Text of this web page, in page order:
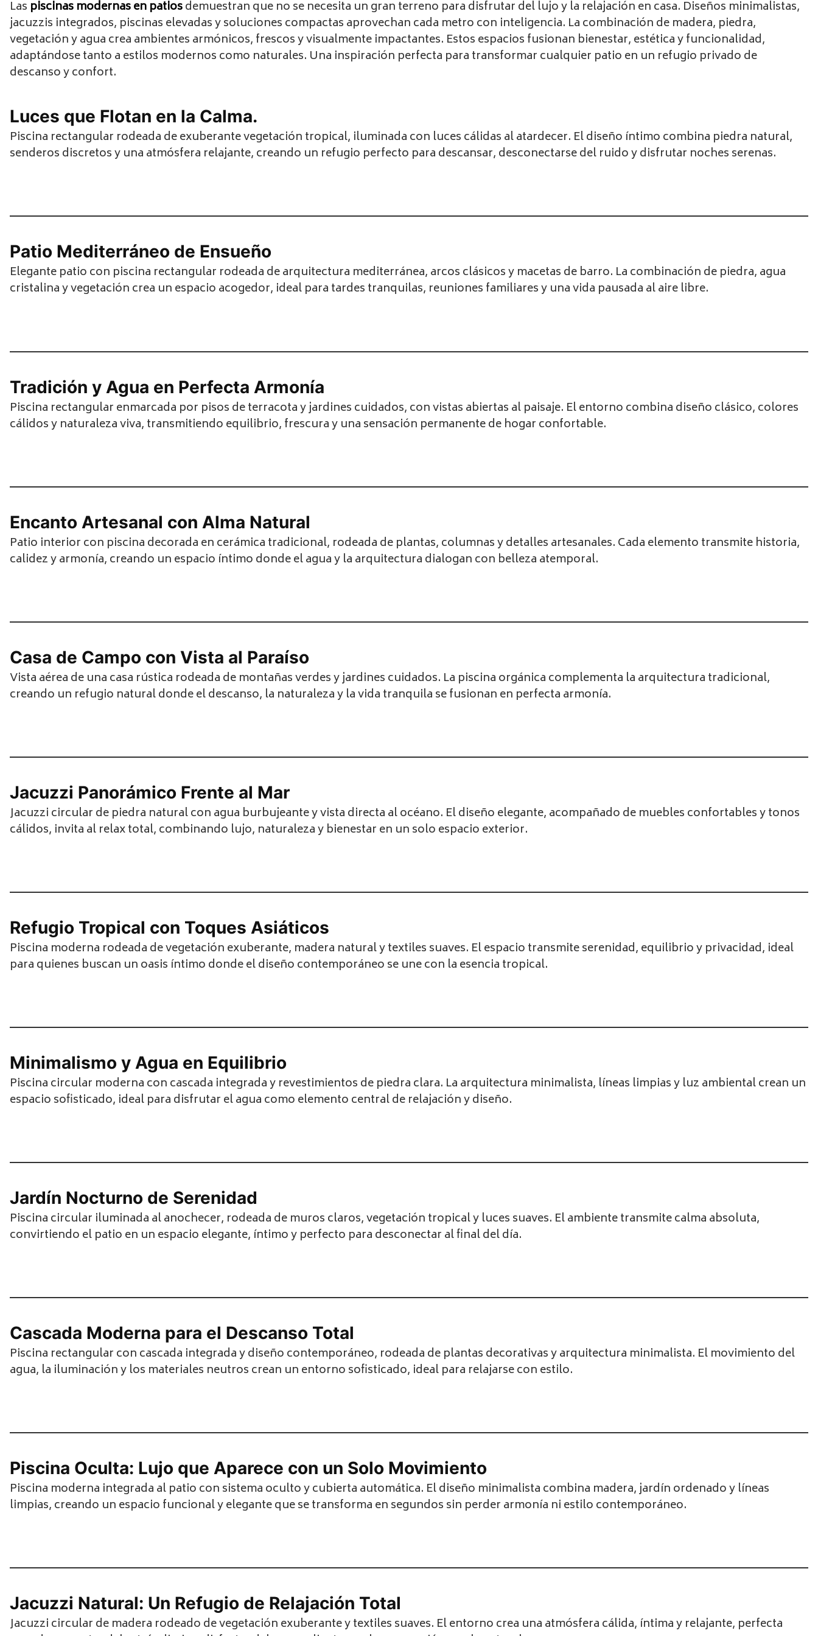
Las piscinas modernas en patiosdemuestran que no se necesita un gran terreno para disfrutar del lujo y la relajación en casa. Diseños minimalistas,
jacuzzis integrados, piscinas elevadas y soluciones compactas aprovechan cada metro con inteligencia. La combinación de madera, piedra,
vegetación y agua crea ambientes armónicos, frescos y visualmente impactantes. Estos espacios fusionan bienestar, estética y funcionalidad,
adaptándose tanto a estilos modernos como naturales. Una inspiración perfecta para transformar cualquier patio en un refugio privado de
descanso y confort.
Luces que Flotan en la Calma.
Piscina rectangular rodeada de exuberante vegetación tropical, iluminada con luces cálidas al atardecer. El diseño íntimo combina piedra natural,
senderos discretos y una atmósfera relajante, creando un refugio perfecto para descansar, desconectarse del ruido y disfrutar noches serenas.
Patio Mediterráneo de Ensueño
Elegante patio con piscina rectangular rodeada de arquitectura mediterránea, arcos clásicos y macetas de barro. La combinación de piedra, agua
cristalina y vegetación crea un espacio acogedor, ideal para tardes tranquilas, reuniones familiares y una vida pausada al aire libre.
Tradición y Agua en Perfecta Armonía
Piscina rectangular enmarcada por pisos de terracota y jardines cuidados, con vistas abiertas al paisaje. El entorno combina diseño clásico, colores
cálidos y naturaleza viva, transmitiendo equilibrio, frescura y una sensación permanente de hogar confortable.
Encanto Artesanal con Alma Natural
Patio interior con piscina decorada en cerámica tradicional, rodeada de plantas, columnas y detalles artesanales. Cada elemento transmite historia,
calidez y armonía, creando un espacio íntimo donde el agua y la arquitectura dialogan con belleza atemporal.
Casa de Campo con Vista al Paraíso
Vista aérea de una casa rústica rodeada de montañas verdes y jardines cuidados. La piscina orgánica complementa la arquitectura tradicional,
creando un refugio natural donde el descanso, la naturaleza y la vida tranquila se fusionan en perfecta armonía.
Jacuzzi Panorámico Frente al Mar
Jacuzzi circular de piedra natural con agua burbujeante y vista directa al océano. El diseño elegante, acompañado de muebles confortables y tonos
cálidos, invita al relax total, combinando lujo, naturaleza y bienestar en un solo espacio exterior.
Refugio Tropical con Toques Asiáticos
Piscina moderna rodeada de vegetación exuberante, madera natural y textiles suaves. El espacio transmite serenidad, equilibrio y privacidad, ideal
para quienes buscan un oasis íntimo donde el diseño contemporáneo se une con la esencia tropical.
Minimalismo y Agua en Equilibrio
Piscina circular moderna con cascada integrada y revestimientos de piedra clara. La arquitectura minimalista, líneas limpias y luz ambiental crean un
espacio sofisticado, ideal para disfrutar el agua como elemento central de relajación y diseño.
Jardín Nocturno de Serenidad
Piscina circular iluminada al anochecer, rodeada de muros claros, vegetación tropical y luces suaves. El ambiente transmite calma absoluta,
convirtiendo el patio en un espacio elegante, íntimo y perfecto para desconectar al final del día.
Cascada Moderna para el Descanso Total
Piscina rectangular con cascada integrada y diseño contemporáneo, rodeada de plantas decorativas y arquitectura minimalista. El movimiento del
agua, la iluminación y los materiales neutros crean un entorno sofisticado, ideal para relajarse con estilo.
Piscina Oculta: Lujo que Aparece con un Solo Movimiento
Piscina moderna integrada al patio con sistema oculto y cubierta automática. El diseño minimalista combina madera, jardín ordenado y líneas
limpias, creando un espacio funcional y elegante que se transforma en segundos sin perder armonía ni estilo contemporáneo.
Jacuzzi Natural: Un Refugio de Relajación Total
Jacuzzi circular de madera rodeado de vegetación exuberante y textiles suaves. El entorno crea una atmósfera cálida, íntima y relajante, perfecta